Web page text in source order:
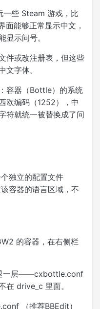
些 Steam 游戏，比
能够正常显示中文，
显示问号。
件或改注册表，但这些
文字体。
容器（Bottle）的系统
欧编码（1252），中
符就统一被替换成了问
独立的配置文件
容器的语言区域，不
的容器，在右侧栏
一层——cxbottle.conf
在 drive_c 里面。
（推荐BBEdit）